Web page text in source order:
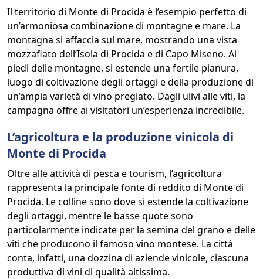
Il territorio di Monte di Procida è l’esempio perfetto di
un’armoniosa combinazione di montagne e mare. La
montagna si affaccia sul mare, mostrando una vista
mozzafiato dell’Isola di Procida e di Capo Miseno. Ai
piedi delle montagne, si estende una fertile pianura,
luogo di coltivazione degli ortaggi e della produzione di
un’ampia varietà di vino pregiato. Dagli ulivi alle viti, la
campagna offre ai visitatori un’esperienza incredibile.
L’agricoltura e la produzione vinicola di
Monte di Procida
Oltre alle attività di pesca e tourism, l’agricoltura
rappresenta la principale fonte di reddito di Monte di
Procida. Le colline sono dove si estende la coltivazione
degli ortaggi, mentre le basse quote sono
particolarmente indicate per la semina del grano e delle
viti che producono il famoso vino montese. La città
conta, infatti, una dozzina di aziende vinicole, ciascuna
produttiva di vini di qualità altissima.